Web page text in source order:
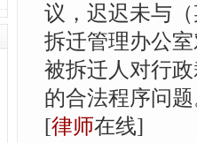
议，迟迟未与
拆迁管理办公
被拆迁人对行
的合法程序问
[律师在线]